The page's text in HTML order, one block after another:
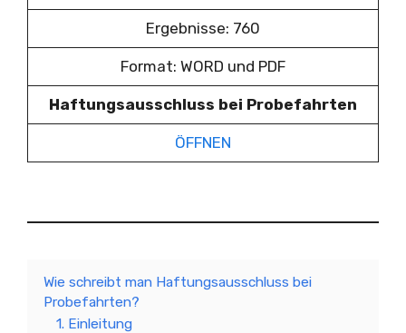
Ergebnisse: 760
Format: WORD und PDF
Haftungsausschluss bei Probefahrten
ÖFFNEN
Wie schreibt man Haftungsausschluss bei
Probefahrten?
1. Einleitung